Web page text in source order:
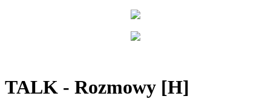
TALK - Rozmowy [H]